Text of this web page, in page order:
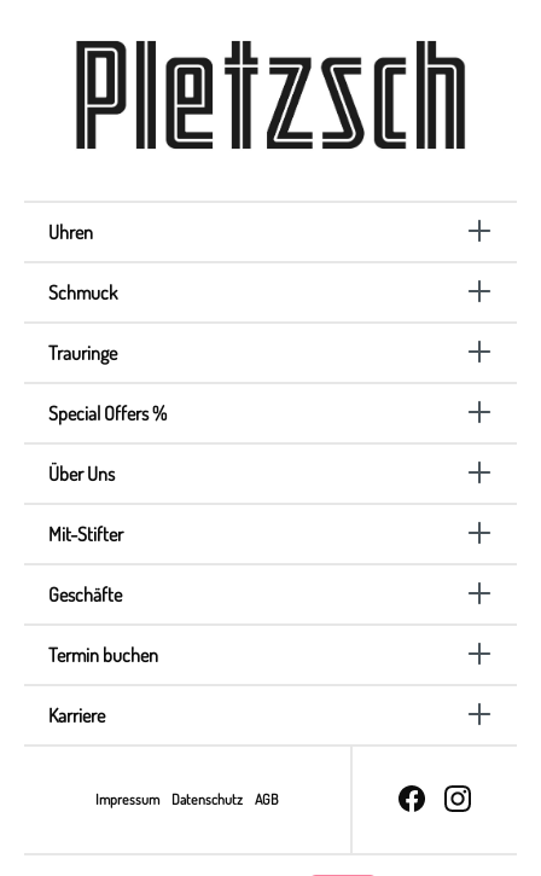
Uhren
Schmuck
Trauringe
Special Offers %
Über Uns
Mit-Stifter
Geschäfte
Termin buchen
Karriere
Impressum Datenschutz AGB